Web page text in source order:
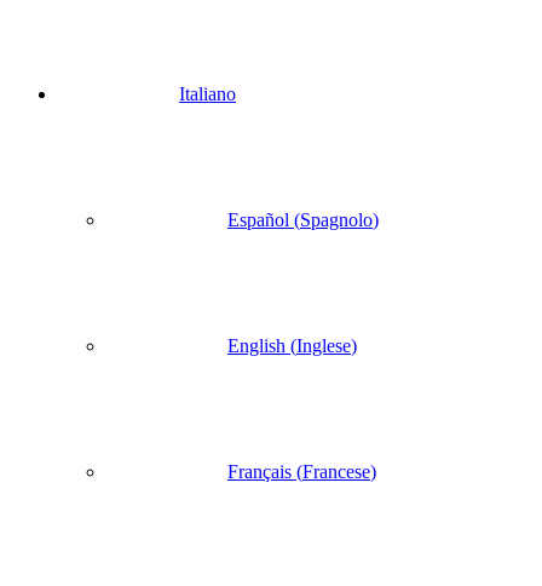
Italiano
Español (Spagnolo)
English (Inglese)
Français (Francese)